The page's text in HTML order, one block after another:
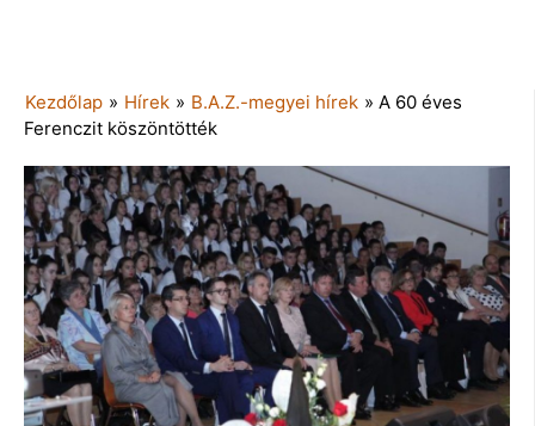
Kezdőlap » Hírek » B.A.Z.-megyei hírek » A 60 éves
Ferenczit köszöntötték